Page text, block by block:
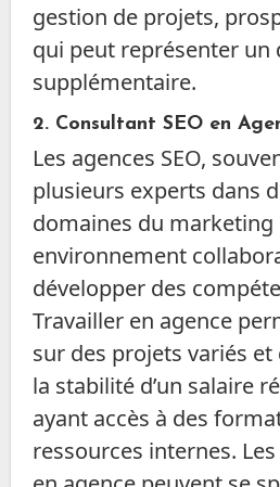
gestion de projets,
qui peut représenter un
supplémentaire.
2. Consultant SEO en
Les agences SEO,
plusieurs experts dans
domaines du
environnement
développer des
Travailler en agence
sur des projets variés
la stabilité d’un salaire
ayant accès à des
ressources internes.